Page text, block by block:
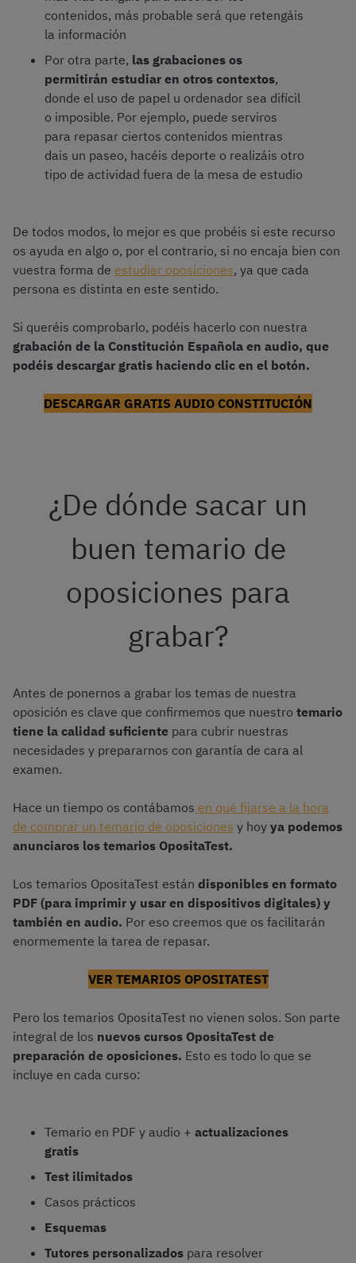
contenidos, más probable será que retengáis
la información
Por otra parte, las grabaciones os
permitirán estudiar en otros contextos,
donde el uso de papel u ordenador sea difícil
o imposible. Por ejemplo, puede serviros
para repasar ciertos contenidos mientras
dais un paseo, hacéis deporte o realizáis otro
tipo de actividad fuera de la mesa de estudio
De todos modos, lo mejor es que probéis si este recurso
os ayuda en algo o, por el contrario, si no encaja bien con
vuestra forma de estudiar oposiciones, ya que cada
persona es distinta en este sentido.
Si queréis comprobarlo, podéis hacerlo con nuestra
grabación de la Constitución Española en audio, que
podéis descargar gratis haciendo clic en el botón.
DESCARGAR GRATIS AUDIO CONSTITUCIÓN
¿De dónde sacar un
buen temario de
oposiciones para
grabar?
Antes de ponernos a grabar los temas de nuestra
oposición es clave que confirmemos que nuestro temario
tiene la calidad suficiente para cubrir nuestras
necesidades y prepararnos con garantía de cara al
examen.
Hace un tiempo os contábamos en qué fijarse a la hora
de comprar un temario de oposiciones y hoy ya podemos
anunciaros los temarios OpositaTest.
Los temarios OpositaTest están disponibles en formato
PDF (para imprimir y usar en dispositivos digitales) y
también en audio. Por eso creemos que os facilitarán
enormemente la tarea de repasar.
VER TEMARIOS OPOSITATEST
Pero los temarios OpositaTest no vienen solos. Son parte
integral de los nuevos cursos OpositaTest de
preparación de oposiciones. Esto es todo lo que se
incluye en cada curso:
Temario en PDF y audio + actualizaciones
gratis
Test ilimitados
Casos prácticos
Esquemas
Tutores personalizados para resolver